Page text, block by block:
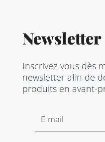
Newsletter
Inscrivez-vous dès
newsletter afin de
produits en avant-